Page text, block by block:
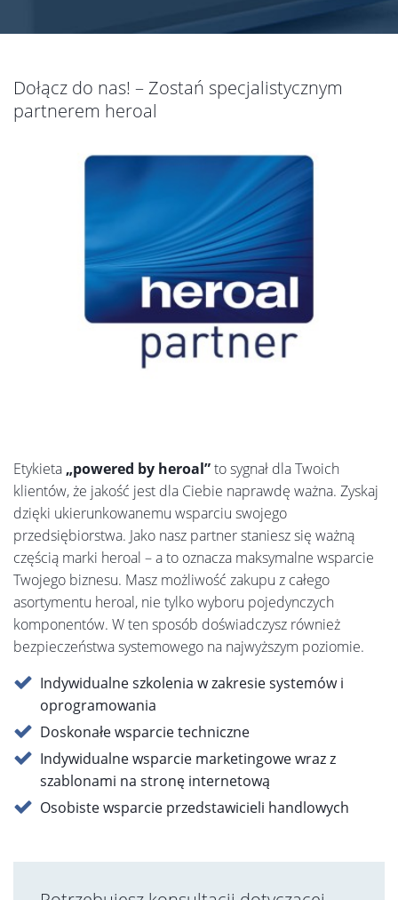
Dołącz do nas! – Zostań specjalistycznym
partnerem heroal
Etykieta „powered by heroal”to sygnał dla Twoich
klientów, że jakość jest dla Ciebie naprawdę ważna. Zyskaj
dzięki ukierunkowanemu wsparciu swojego
przedsiębiorstwa. Jako nasz partner staniesz się ważną
częścią marki heroal – a to oznacza maksymalne wsparcie
Twojego biznesu. Masz możliwość zakupu z całego
asortymentu heroal, nie tylko wyboru pojedynczych
komponentów. W ten sposób doświadczysz również
bezpieczeństwa systemowego na najwyższym poziomie.
Indywidualne szkolenia w zakresie systemów i
oprogramowania
Doskonałe wsparcie techniczne
Indywidualne wsparcie marketingowe wraz z
szablonami na stronę internetową
Osobiste wsparcie przedstawicieli handlowych